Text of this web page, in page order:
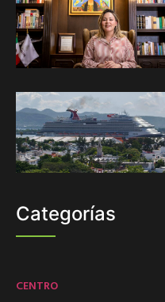
Categorías
CENTRO